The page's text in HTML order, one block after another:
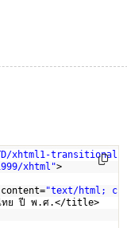
xhtml1-
xhtml ">
content="text/html;
ทย ปี พ.ศ.</title>